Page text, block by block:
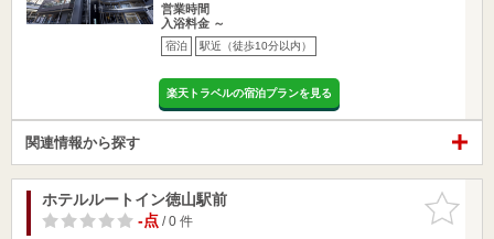
営業時間
入浴料金 ～
宿泊 駅近（徒歩10分以内）
楽天トラベルの宿泊プランを見る
関連情報から探す
お気に入
りに追加
ホテルルートイン徳山駅前
-点/ 0 件